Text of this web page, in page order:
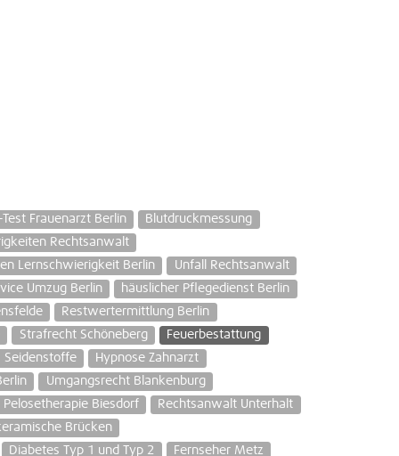
Test Frauenarzt Berlin
Blutdruckmessung
Rechtsanwalt
Lernschwierigkeit Berlin
Unfall Rechtsanwalt
Umzug Berlin
häuslicher Pflegedienst Berlin
Restwertermittlung Berlin
Strafrecht Schöneberg
Feuerbestattung
Seidenstoffe
Hypnose Zahnarzt
Umgangsrecht Blankenburg
Pelosetherapie Biesdorf
Rechtsanwalt Unterhalt
Brücken
Diabetes Typ 1 und Typ 2
Fernseher Metz